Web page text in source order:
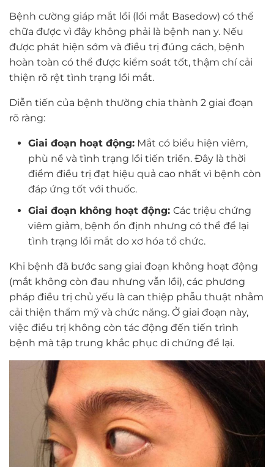
Bệnh cường giáp mắt lồi (lồi mắt Basedow) có thể
chữa được vì đây không phải là bệnh nan y. Nếu
được phát hiện sớm và điều trị đúng cách, bệnh
hoàn toàn có thể được kiểm soát tốt, thậm chí cải
thiện rõ rệt tình trạng lồi mắt.
Diễn tiến của bệnh thường chia thành 2 giai đoạn
rõ ràng:
Giai đoạn hoạt động:Mắt có biểu hiện viêm,
phù nề và tình trạng lồi tiến triển. Đây là thời
điểm điều trị đạt hiệu quả cao nhất vì bệnh còn
đáp ứng tốt với thuốc.
Giai đoạn không hoạt động: Các triệu chứng
viêm giảm, bệnh ổn định nhưng có thể để lại
tình trạng lồi mắt do xơ hóa tổ chức.
Khi bệnh đã bước sang giai đoạn không hoạt động
(mắt không còn đau nhưng vẫn lồi), các phương
pháp điều trị chủ yếu là can thiệp phẫu thuật nhằm
cải thiện thẩm mỹ và chức năng. Ở giai đoạn này,
việc điều trị không còn tác động đến tiến trình
bệnh mà tập trung khắc phục di chứng để lại.